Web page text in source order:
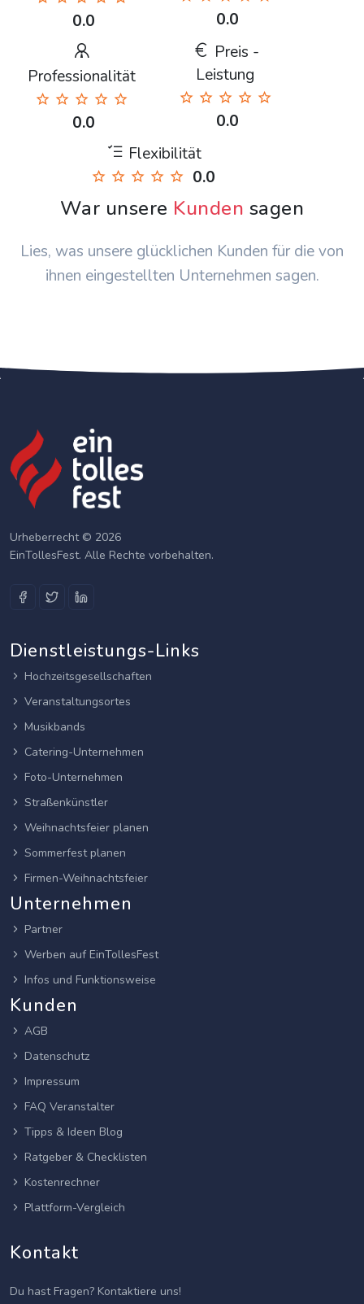
0.0 0.0
Professionalität
0.0
Preis -
Leistung
0.0
Flexibilität
0.0
War unsere Kunden sagen
Lies, was unsere glücklichen Kunden für die von
ihnen eingestellten Unternehmen sagen.
Urheberrecht © 2026
EinTollesFest. Alle Rechte vorbehalten.
Dienstleistungs-Links
Hochzeitsgesellschaften
Veranstaltungsortes
Musikbands
Catering-Unternehmen
Foto-Unternehmen
Straßenkünstler
Weihnachtsfeier planen
Sommerfest planen
Firmen-Weihnachtsfeier
Unternehmen
Partner
Werben auf EinTollesFest
Infos und Funktionsweise
Kunden
AGB
Datenschutz
Impressum
FAQ Veranstalter
Tipps & Ideen Blog
Ratgeber & Checklisten
Kostenrechner
Plattform-Vergleich
Kontakt
Du hast Fragen? Kontaktiere uns!